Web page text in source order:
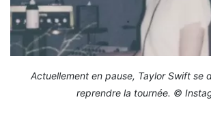
Actuellement en pause, Taylor Swift se
reprendre la tournée. ©